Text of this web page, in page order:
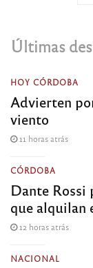
Últimas
HOY CÓRDOBA
Advierten
viento
11 horas atrás
CÓRDOBA
Dante Rossi
que alquilan
12 horas atrás
NACIONAL